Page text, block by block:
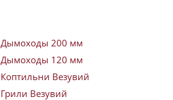
Дымоходы 200 мм
Дымоходы 120 мм
Коптильни Везувий
Грили Везувий